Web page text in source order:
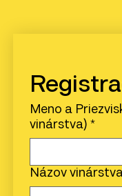
Meno a
vinárstva) *
Názov